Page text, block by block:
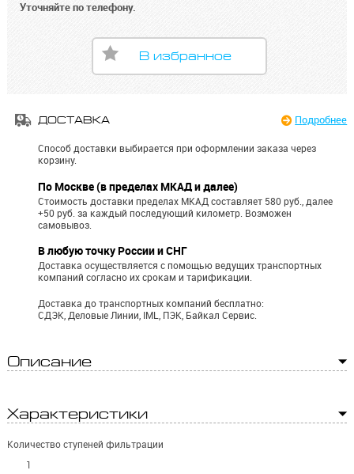
Уточняйте по телефону.
В избранное
ДОСТАВКА Подробнее
Способ доставки выбирается при оформлении заказа через
корзину.
По Москве (в пределах МКАД и далее)
Стоимость доставки пределах МКАД составляет 580 руб., далее
+50 руб. за каждый последующий километр. Возможен
самовывоз.
В любую точку России и СНГ
Доставка осуществляется с помощью ведущих транспортных
компаний согласно их срокам и тарификации.
Доставка до транспортных компаний бесплатно:
СДЭК, Деловые Линии, IML, ПЭК, Байкал Сервис.
Описание
Характеристики
Количество ступеней фильтрации
1